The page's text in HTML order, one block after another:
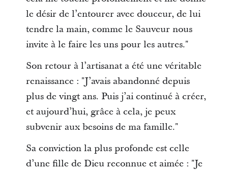
le désir de l’entourer avec douceur, de lui
tendre la main, comme le Sauveur nous
invite à le faire les uns pour les autres."
Son retour à l’artisanat a été une véritable
renaissance : "J’avais abandonné depuis
plus de vingt ans. Puis j’ai continué à créer,
et aujourd’hui, grâce à cela, je peux
subvenir aux besoins de ma famille."
Sa conviction la plus profonde est celle
d’une fille de Dieu reconnue et aimée : "Je